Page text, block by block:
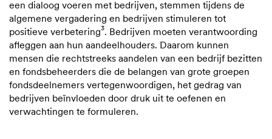
een dialoog voeren met bedrijven, stemmen tijdens de
algemene vergadering en bedrijven stimuleren tot
positieve verbetering3. Bedrijven moeten verantwoording
afleggen aan hun aandeelhouders. Daarom kunnen
mensen die rechtstreeks aandelen van een bedrijf bezitten
en fondsbeheerders die de belangen van grote groepen
fondsdeelnemers vertegenwoordigen, het gedrag van
bedrijven beïnvloeden door druk uit te oefenen en
verwachtingen te formuleren.